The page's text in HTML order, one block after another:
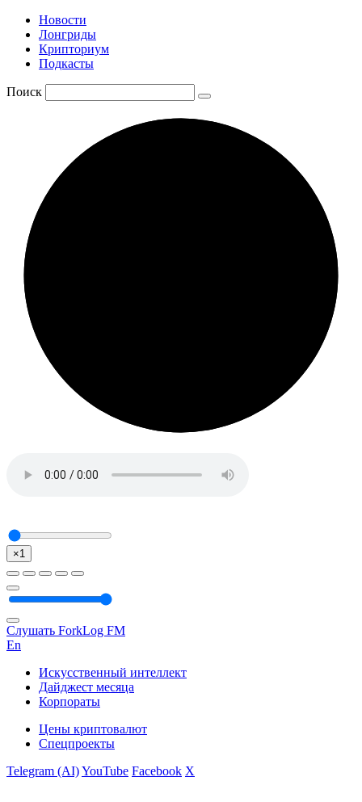
Новости
Лонгриды
Крипториум
Подкасты
Поиск
×1
Слушать ForkLog FM
En
Искусственный интеллект
Дайджест месяца
Корпораты
Цены криптовалют
Спецпроекты
Telegram (AI)YouTube Facebook X